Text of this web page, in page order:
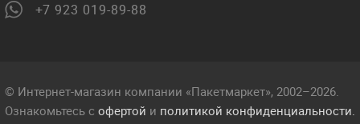
+7 923 019-89-88
© Интернет-магазин компании «Пакетмаркет», 2002–2026.
Ознакомьтесь с офертой и политикой конфиденциальности.